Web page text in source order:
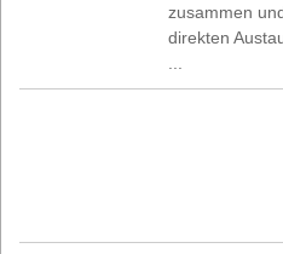
zusammen
direkten